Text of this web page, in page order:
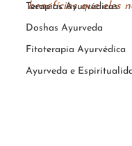
Terapias Ayurvédicas
Doshas Ayurveda
Fitoterapia Ayurvédica
Ayurveda e
benefícios que eles